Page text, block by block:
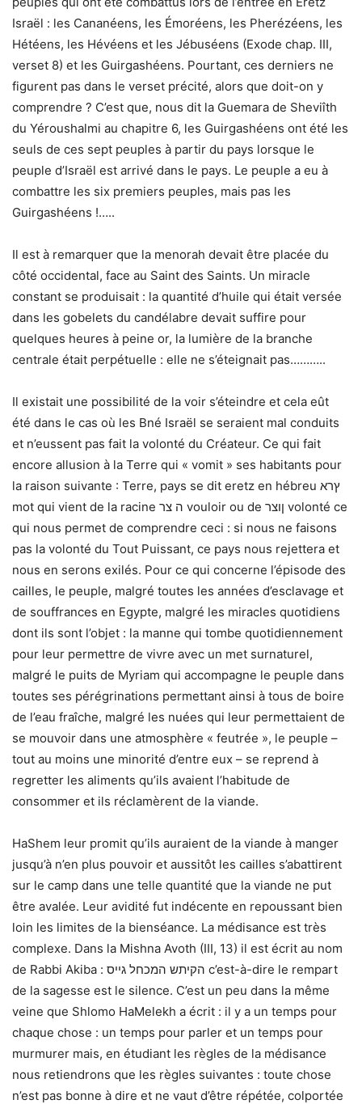
Israël : les Cananéens, les Émoréens, les Pherézéens, les
Hétéens, les Hévéens et les Jébuséens (Exode chap. III,
verset 8) et les Guirgashéens. Pourtant, ces derniers ne
figurent pas dans le verset précité, alors que doit-on y
comprendre ? C’est que, nous dit la Guemara de Sheviîth
du Yéroushalmi au chapitre 6, les Guirgashéens ont été les
seuls de ces sept peuples à partir du pays lorsque le
peuple d’Israël est arrivé dans le pays. Le peuple a eu à
combattre les six premiers peuples, mais pas les
Guirgashéens !…..
Il est à remarquer que la menorah devait être placée du
côté occidental, face au Saint des Saints. Un miracle
constant se produisait : la quantité d’huile qui était versée
dans les gobelets du candélabre devait suffire pour
quelques heures à peine or, la lumière de la branche
centrale était perpétuelle : elle ne s’éteignait pas………..
Il existait une possibilité de la voir s’éteindre et cela eût
été dans le cas où les Bné Israël se seraient mal conduits
et n’eussent pas fait la volonté du Créateur. Ce qui fait
encore allusion à la Terre qui « vomit » ses habitants pour
la raison suivante : Terre, pays se dit eretz en hébreu ץרא
mot qui vient de la racine ה צר vouloir ou de ןוצר volonté ce
qui nous permet de comprendre ceci : si nous ne faisons
pas la volonté du Tout Puissant, ce pays nous rejettera et
nous en serons exilés. Pour ce qui concerne l’épisode des
cailles, le peuple, malgré toutes les années d’esclavage et
de souffrances en Egypte, malgré les miracles quotidiens
dont ils sont l’objet : la manne qui tombe quotidiennement
pour leur permettre de vivre avec un met surnaturel,
malgré le puits de Myriam qui accompagne le peuple dans
toutes ses pérégrinations permettant ainsi à tous de boire
de l’eau fraîche, malgré les nuées qui leur permettaient de
se mouvoir dans une atmosphère « feutrée », le peuple –
tout au moins une minorité d’entre eux – se reprend à
regretter les aliments qu’ils avaient l’habitude de
consommer et ils réclamèrent de la viande.
HaShem leur promit qu’ils auraient de la viande à manger
jusqu’à n’en plus pouvoir et aussitôt les cailles s’abattirent
sur le camp dans une telle quantité que la viande ne put
être avalée. Leur avidité fut indécente en repoussant bien
loin les limites de la bienséance. La médisance est très
complexe. Dans la Mishna Avoth (III, 13) il est écrit au nom
de Rabbi Akiba : הקיתש המכחל גייס c’est-à-dire le rempart
de la sagesse est le silence. C’est un peu dans la même
veine que Shlomo HaMelekh a écrit : il y a un temps pour
chaque chose : un temps pour parler et un temps pour
murmurer mais, en étudiant les règles de la médisance
nous retiendrons que les règles suivantes : toute chose
n’est pas bonne à dire et ne vaut d’être répétée, colportée